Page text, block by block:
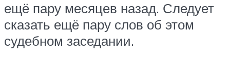
ещё пару месяцев назад. Следует
сказать ещё пару слов об этом
судебном заседании.